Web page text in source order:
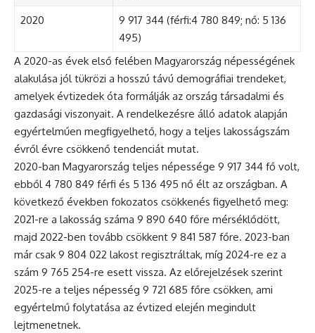
2020
9 917 344 (férfi:4 780 849; nő: 5 136
495)
A 2020-as évek első felében Magyarország népességének
alakulása jól tükrözi a hosszú távú demográfiai trendeket,
amelyek évtizedek óta formálják az ország társadalmi és
gazdasági viszonyait. A rendelkezésre álló adatok alapján
egyértelműen megfigyelhető, hogy a teljes lakosságszám
évről évre csökkenő tendenciát mutat.
2020-ban Magyarország teljes népessége 9 917 344 fő volt,
ebből 4 780 849 férfi és 5 136 495 nő élt az országban. A
következő években fokozatos csökkenés figyelhető meg:
2021-re a lakosság száma 9 890 640 főre mérséklődött,
majd 2022-ben tovább csökkent 9 841 587 főre. 2023-ban
már csak 9 804 022 lakost regisztráltak, míg 2024-re ez a
szám 9 765 254-re esett vissza. Az előrejelzések szerint
2025-re a teljes népesség 9 721 685 főre csökken, ami
egyértelmű folytatása az évtized elején megindult
lejtmenetnek.